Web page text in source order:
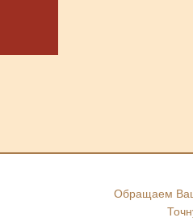
Обращаем